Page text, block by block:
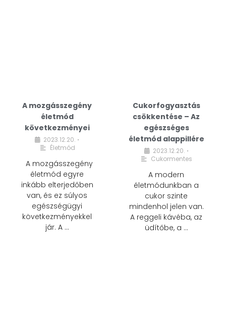
A mozgásszegény
életmód
következményei
2023.12.20. •
Életmód
A mozgásszegény
életmód egyre
inkább elterjedőben
van, és ez súlyos
egészségügyi
következményekkel
jár. A …
Cukorfogyasztás
csökkentése – Az
egészséges
életmód alappillére
2023.12.20. •
Cukormentes
A modern
életmódunkban a
cukor szinte
mindenhol jelen van.
A reggeli kávéba, az
üdítőbe, a …